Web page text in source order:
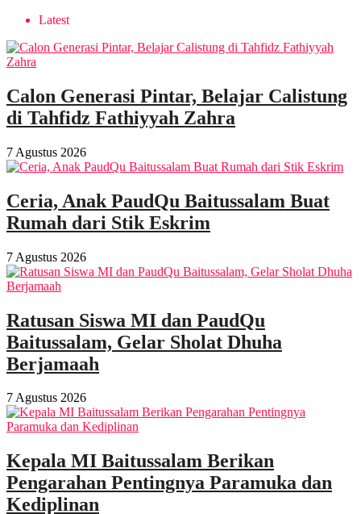
Latest
Calon Generasi Pintar, Belajar Calistung
di Tahfidz Fathiyyah Zahra
7 Agustus 2026
Ceria, Anak PaudQu Baitussalam Buat
Rumah dari Stik Eskrim
7 Agustus 2026
Ratusan Siswa MI dan PaudQu
Baitussalam, Gelar Sholat Dhuha
Berjamaah
7 Agustus 2026
Kepala MI Baitussalam Berikan
Pengarahan Pentingnya Paramuka dan
Kediplinan